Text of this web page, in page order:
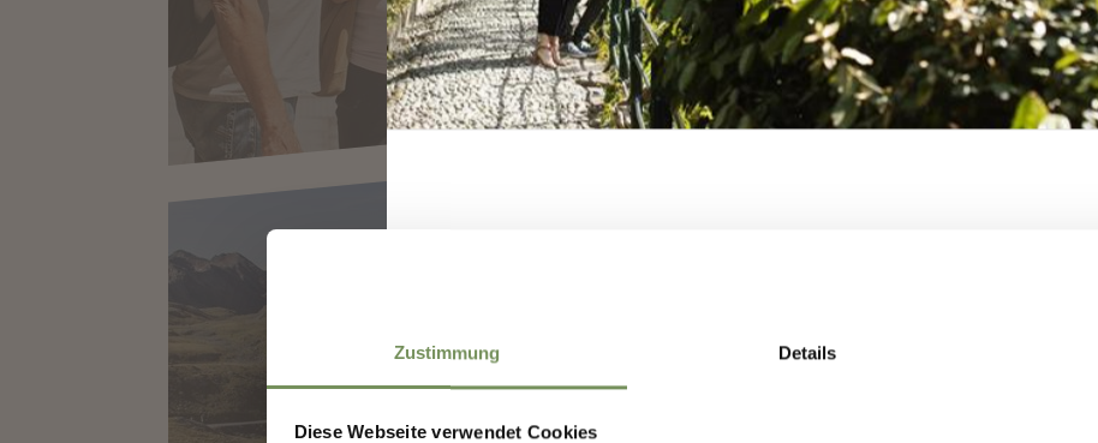
Zustimmung Details
Diese Webseite verwendet Cookies
ARRIVARE IN MACCHINA
INSIEME IL
DI MERANO.